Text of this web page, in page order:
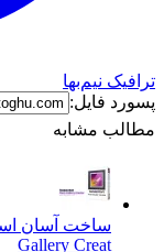
ترافیک نیم‌بها
پسورد فایل:
مطالب مشابه
ساخت آسان
Gallery Creat